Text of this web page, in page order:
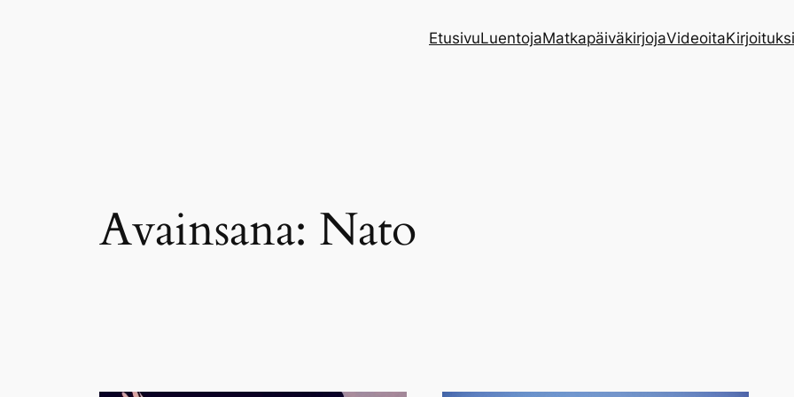
EtusivuLuentojaMatkapäiväkirjojaVideoita
Avainsana: Nato